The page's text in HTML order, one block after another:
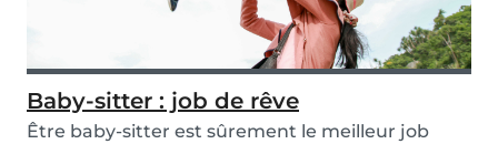
Baby-sitter : job de rêve
Être baby-sitter est sûrement le meilleur job